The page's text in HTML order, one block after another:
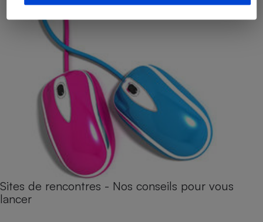
Sites de rencontres - Nos conseils pour vous
lancer